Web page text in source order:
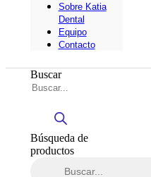
Sobre Katia
Dental
Equipo
Contacto
Buscar
Búsqueda de
productos